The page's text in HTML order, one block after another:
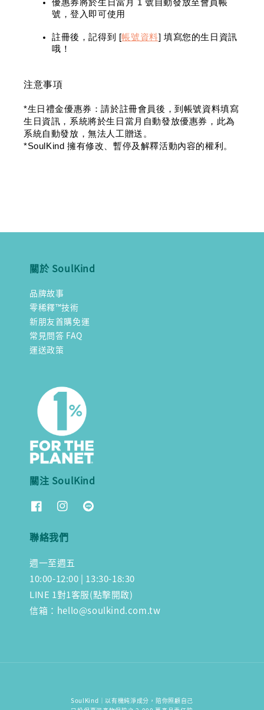
優惠券將於生日當月 1 號自動發放至會員帳
號，登入即可使用
註冊後，記得到 [帳號資料] 填寫您的生日資訊
哦！
注意事項
*生日禮金優惠券：請於註冊會員後，到帳號資料填寫
生日資訊，系統將於生日當月自動發放優惠券，此為
系統自動發放，無法人工贈送。
*SoulKind 擁有修改、暫停及解釋活動內容的權利。
關於 SoulKind
品牌故事
零稀釋™技術
新朋友首購免運
常見問答 FAQ
運送政策
關注 SoulKind
聯絡我們
週一至週五
10:00-12:00 | 13:30-18:30
LINE 1對1客服(點擊開啟)
信箱：hello@soulkind.com.tw
SoulKind｜以有機純淨成分，陪你照顧自己